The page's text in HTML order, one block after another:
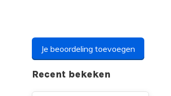
Je beoordeling toevoegen
Recent bekeken